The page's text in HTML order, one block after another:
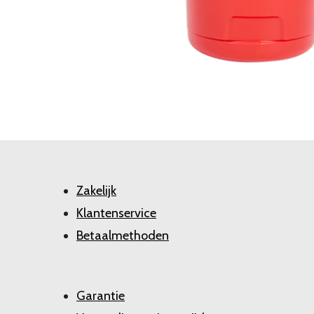
Zakelijk
Klantenservice
Betaalmethoden
Garantie